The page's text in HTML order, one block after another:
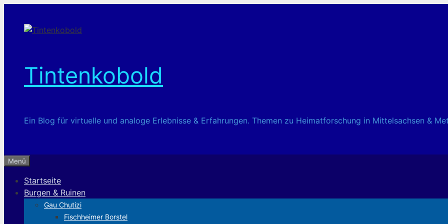
springen
Tintenkobold
Ein Blog für virtuelle und analoge Erlebnisse & Erfahrungen. Themen zu Heimatforschung in Mittelsachsen &
Menü
Startseite
Burgen & Ruinen
Gau Chutizi
Fischheimer Borstel